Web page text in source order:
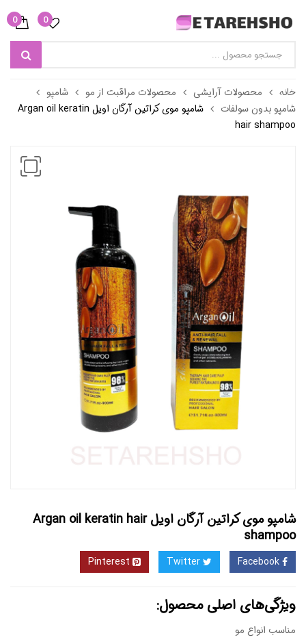
0
0
خانه محصولات آرایشی محصولات مراقبت از مو
شامپو
شامپو بدون سولفات
شامپو موی کراتین آرگان اویل Argan oil keratin
hair shampoo
شامپو موی کراتین آرگان اویل Argan oil keratin hair
shampoo
Facebook
Twitter
Pinterest
ویژگی‌های اصلی محصول:
مناسب انواع مو